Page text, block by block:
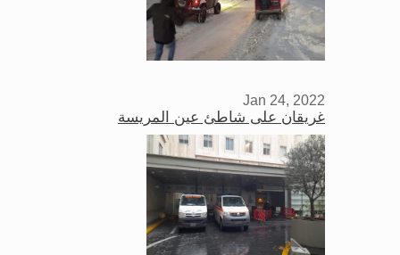
Jan 24, 2022
غريقان على شاطئ عين المريسة